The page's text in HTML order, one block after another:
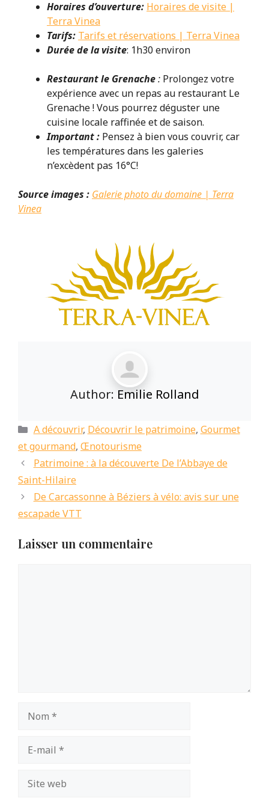
Horaires d’ouverture: Horaires de visite |
Terra Vinea
Tarifs: Tarifs et réservations | Terra Vinea
Durée de la visite: 1h30 environ
Restaurant le Grenache: Prolongez votre
expérience avec un repas au restaurant Le
Grenache ! Vous pourrez déguster une
cuisine locale raffinée et de saison.
Important : Pensez à bien vous couvrir, car
les températures dans les galeries
n’excèdent pas 16°C!
Source images : Galerie photo du domaine | Terra
Vinea
Author: Emilie Rolland
Catégories
A découvrir, Découvrir le patrimoine, Gourmet
et gourmand, Œnotourisme
Patrimoine : à la découverte De l’Abbaye de
Saint-Hilaire
De Carcassonne à Béziers à vélo: avis sur une
escapade VTT
Laisser un commentaire
mail
web